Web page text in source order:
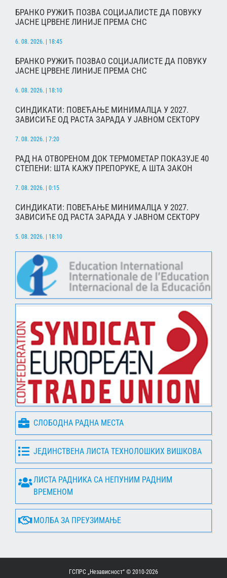
БРАНКО РУЖИЋ ПОЗВА СОЦИЈАЛИСТЕ ДА ПОВУКУ
ЈАСНЕ ЦРВЕНЕ ЛИНИЈЕ ПРЕМА СНС
6. 08. 2026. | 18:45
БРАНКО РУЖИЋ ПОЗВАО СОЦИЈАЛИСТЕ ДА ПОВУКУ
ЈАСНЕ ЦРВЕНЕ ЛИНИЈЕ ПРЕМА СНС
6. 08. 2026. | 18:10
СИНДИКАТИ: ПОВЕЋАЊЕ МИНИМАЛЦА У 2027.
ЗАВИСИЋЕ ОД РАСТА ЗАРАДА У ЈАВНОМ СЕКТОРУ
7. 08. 2026. | 7:20
РАД НА ОТВОРЕНОМ ДОК ТЕРМОМЕТАР ПОКАЗУЈЕ 40
СТЕПЕНИ: ШТА КАЖУ ПРЕПОРУКЕ, А ШТА ЗАКОН
7. 08. 2026. | 0:15
СИНДИКАТИ: ПОВЕЋАЊЕ МИНИМАЛЦА У 2027.
ЗАВИСИЋЕ ОД РАСТА ЗАРАДА У ЈАВНОМ СЕКТОРУ
5. 08. 2026. | 18:10
СЛОБОДНА РАДНА МЕСТА
ЈЕДИНСТВЕНА ЛИСТА ТЕХНОЛОШКИХ ВИШКОВА
ЛИСТА РАДНИКА СА НЕПУНИМ РАДНИМ
ВРЕМЕНОМ
МОЛБА ЗА ПРЕУЗИМАЊЕ
ГСПРС „Независност“ © 2010-2026